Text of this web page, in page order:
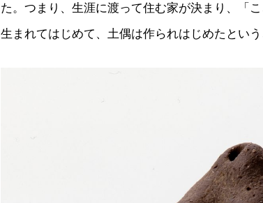
た。つまり、生涯に渡って住む家が決まり、「
生まれてはじめて、土偶は作られはじめたという